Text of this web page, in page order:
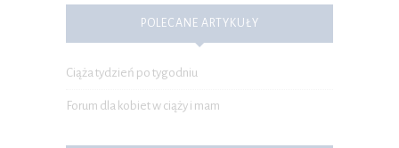
POLECANE ARTYKUŁY
Ciąża tydzień po tygodniu
Forum dla kobiet w ciąży i mam